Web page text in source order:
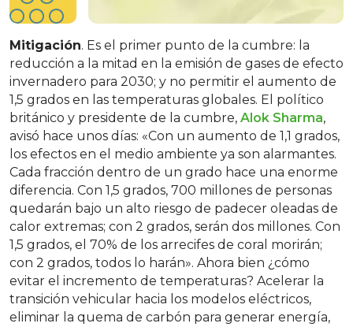
Mitigación. Es el primer punto de la cumbre: la
reducción a la mitad en la emisión de gases de efecto
invernadero para 2030; y no permitir el aumento de
1,5 grados en las temperaturas globales. El político
británico y presidente de la cumbre, Alok Sharma,
avisó hace unos días: «Con un aumento de 1,1 grados,
los efectos en el medio ambiente ya son alarmantes.
Cada fracción dentro de un grado hace una enorme
diferencia. Con 1,5 grados, 700 millones de personas
quedarán bajo un alto riesgo de padecer oleadas de
calor extremas; con 2 grados, serán dos millones. Con
1,5 grados, el 70% de los arrecifes de coral morirán;
con 2 grados, todos lo harán». Ahora bien ¿cómo
evitar el incremento de temperaturas? Acelerar la
transición vehicular hacia los modelos eléctricos,
eliminar la quema de carbón para generar energía,